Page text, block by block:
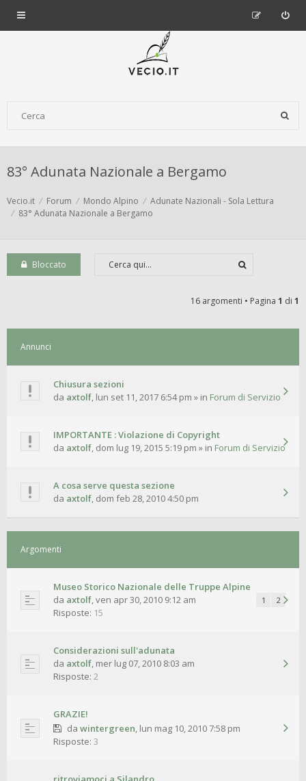
83° Adunata Nazionale a Bergamo
Vecio.it Forum Mondo Alpino
Adunate Nazionali - Sola Lettura
83° Adunata Nazionale a Bergamo
Bloccato
16 argomenti • Pagina 1 di 1
Annunci
Chiusura sezioni
da axtolf, lun set 11, 2017 6:54 pm » in Forum di Servizio
IMPORTANTE : Violazione di Copyright
da axtolf, dom lug 19, 2015 5:19 pm » in Forum di Servizio
A cosa serve questa sezione
da axtolf, dom feb 28, 2010 4:50 pm
Argomenti
Museo Storico Nazionale delle Truppe Alpine
da axtolf,ven apr 30, 2010 9:12 am 1 2
Risposte: 15
Considerazioni sull'adunata
da axtolf, mer lug 07, 2010 8:03 am
Risposte: 2
GRAZIE!
da wintergreen, lun mag 10, 2010 7:58 pm
Risposte: 3